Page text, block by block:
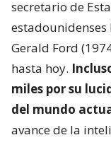
secretario de
estadounidenses
Gerald Ford
hasta hoy.
miles por su
del mundo
avance de la